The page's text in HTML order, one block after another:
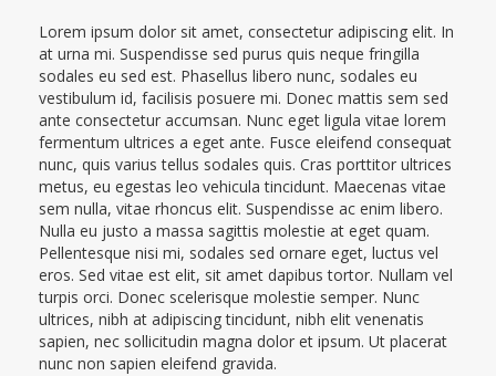
Lorem ipsum dolor sit amet, consectetur adipiscing elit. In
at urna mi. Suspendisse sed purus quis neque fringilla
sodales eu sed est. Phasellus libero nunc, sodales eu
vestibulum id, facilisis posuere mi. Donec mattis sem sed
ante consectetur accumsan. Nunc eget ligula vitae lorem
fermentum ultrices a eget ante. Fusce eleifend consequat
nunc, quis varius tellus sodales quis. Cras porttitor ultrices
metus, eu egestas leo vehicula tincidunt. Maecenas vitae
sem nulla, vitae rhoncus elit. Suspendisse ac enim libero.
Nulla eu justo a massa sagittis molestie at eget quam.
Pellentesque nisi mi, sodales sed ornare eget, luctus vel
eros. Sed vitae est elit, sit amet dapibus tortor. Nullam vel
turpis orci. Donec scelerisque molestie semper. Nunc
ultrices, nibh at adipiscing tincidunt, nibh elit venenatis
sapien, nec sollicitudin magna dolor et ipsum. Ut placerat
nunc non sapien eleifend gravida.